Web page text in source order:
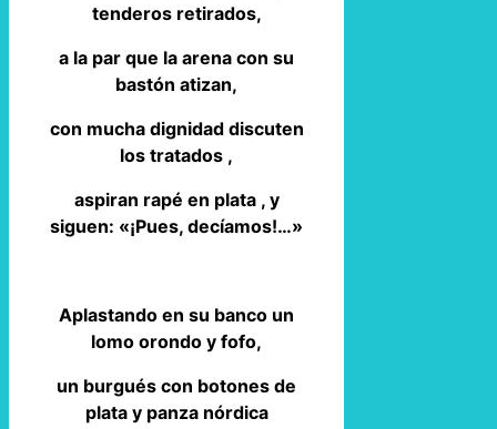
tenderos retirados,
a la par que la arena con su
bastón atizan,
con mucha dignidad discuten
los tratados ,
aspiran rapé en plata , y
siguen: «¡Pues, decíamos!…»
Aplastando en su banco un
lomo orondo y fofo,
un burgués con botones de
plata y panza nórdica